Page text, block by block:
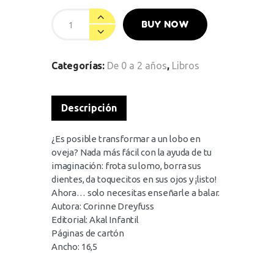
BUY NOW
Categorías: De 0 a 2 años, Libros
Descripción
¿Es posible transformar a un lobo en
oveja? Nada más fácil con la ayuda de tu
imaginación: frota su lomo, borra sus
dientes, da toquecitos en sus ojos y ¡listo!
Ahora… solo necesitas enseñarle a balar.
Autora: Corinne Dreyfuss
Editorial: Akal Infantil
Páginas de cartón
Ancho: 16,5